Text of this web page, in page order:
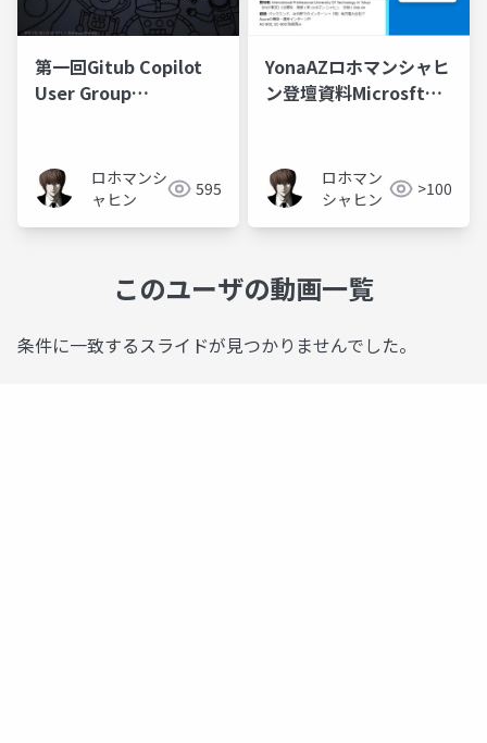
第一回Gitub Copilot
User Group
ヒン
ロホマンシ
ャヒン
595
YonaAZロホマンシャヒ
ン登壇資料Microsft
ロホマン
シャヒン
>100
このユーザの動画一覧
条件に一致するスライドが見つかりませんでした。